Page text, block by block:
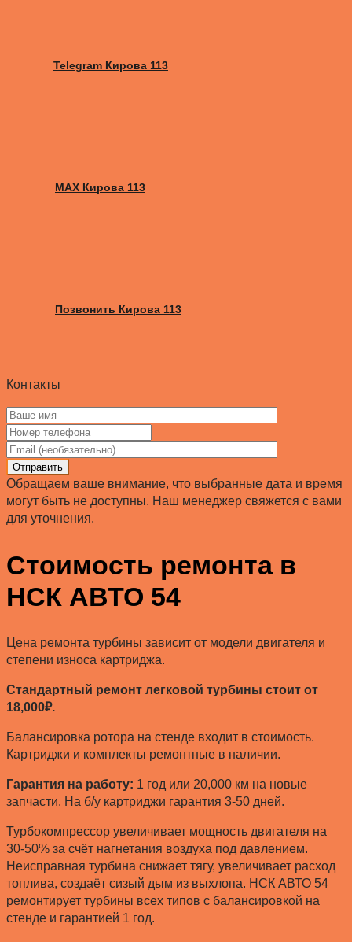
Telegram Кирова 113
MAX Кирова 113
Позвонить Кирова 113
Контакты
Отправить
Обращаем ваше внимание, что выбранные дата и время
могут быть не доступны. Наш менеджер свяжется с вами
для уточнения.
Стоимость ремонта в
НСК АВТО 54
Цена ремонта турбины зависит от модели двигателя и
степени износа картриджа.
Стандартный ремонт легковой турбины стоит от
18,000₽.
Балансировка ротора на стенде входит в стоимость.
Картриджи и комплекты ремонтные в наличии.
Гарантия на работу: 1 год или 20,000 км на новые
запчасти. На б/у картриджи гарантия 3-50 дней.
Турбокомпрессор увеличивает мощность двигателя на
30-50% за счёт нагнетания воздуха под давлением.
Неисправная турбина снижает тягу, увеличивает расход
топлива, создаёт сизый дым из выхлопа. НСК АВТО 54
ремонтирует турбины всех типов с балансировкой на
стенде и гарантией 1 год.